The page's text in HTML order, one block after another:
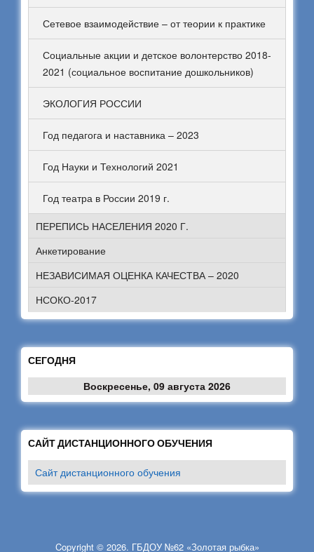
Сетевое взаимодействие – от теории к практике
Социальные акции и детское волонтерство 2018-
2021 (социальное воспитание дошкольников)
ЭКОЛОГИЯ РОССИИ
Год педагога и наставника – 2023
Год Науки и Технологий 2021
Год театра в России 2019 г.
ПЕРЕПИСЬ НАСЕЛЕНИЯ 2020 Г.
Анкетирование
НЕЗАВИСИМАЯ ОЦЕНКА КАЧЕСТВА – 2020
НСОКО-2017
СЕГОДНЯ
Воскресенье, 09 августа 2026
САЙТ ДИСТАНЦИОННОГО ОБУЧЕНИЯ
Сайт дистанционного обучения
Copyright © 2026. ГБДОУ №62 «Золотая рыбка»